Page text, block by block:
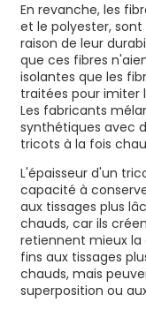
En revanche, les
et le polyester,
raison de leur
que ces fibres
isolantes que les
traitées pour imiter
Les fabricants
synthétiques avec
tricots à la fois
L'épaisseur d'un
capacité à
aux tissages plus
chauds, car ils
retiennent mieux la
fins aux tissages
chauds, mais
superposition ou